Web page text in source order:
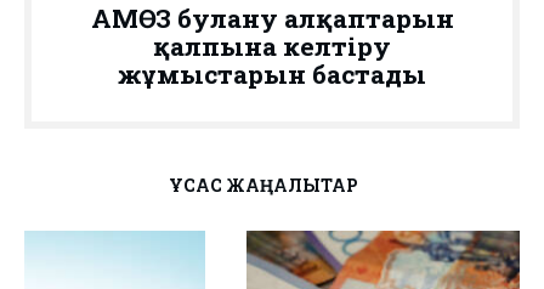
АМӨЗ булану алқаптарын
қалпына келтіру
жұмыстарын бастады
ҰҚСАС ЖАҢАЛЫҚТАР